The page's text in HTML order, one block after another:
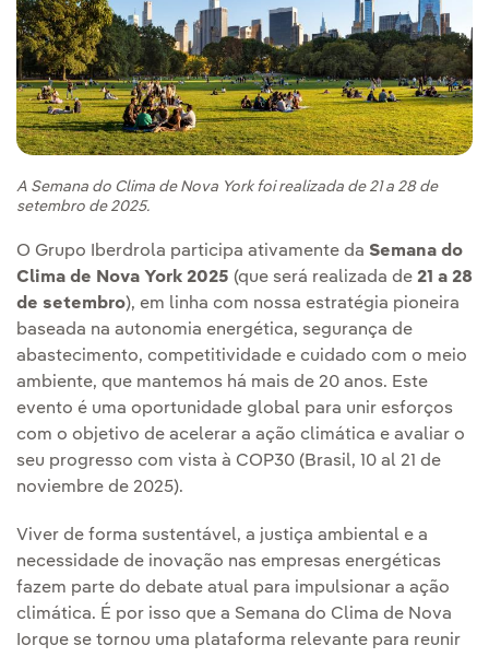
A Semana do Clima de Nova York foi realizada de 21 a 28 de
setembro de 2025.
O Grupo Iberdrola participa ativamente da Semana do
Clima de Nova York 2025 (que será realizada de 21 a 28
de setembro), em linha com nossa estratégia pioneira
baseada na autonomia energética, segurança de
abastecimento, competitividade e cuidado com o meio
ambiente, que mantemos há mais de 20 anos. Este
evento é uma oportunidade global para unir esforços
com o objetivo de acelerar a ação climática e avaliar o
seu progresso com vista à COP30 (Brasil, 10 al 21 de
noviembre de 2025).
Viver de forma sustentável, a justiça ambiental e a
necessidade de inovação nas empresas energéticas
fazem parte do debate atual para impulsionar a ação
climática. É por isso que a Semana do Clima de Nova
Iorque se tornou uma plataforma relevante para reunir